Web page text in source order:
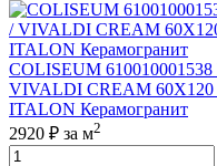
COLISEUM
VIVALDI CREAM
ITALON Керамогранит
2920 ₽ за м2